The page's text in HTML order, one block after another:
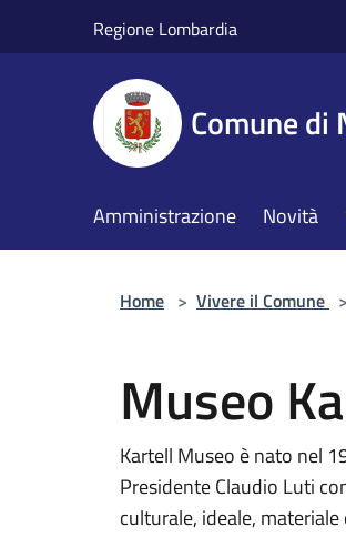
Regione Lombardia
Comune di
Amministrazione Novità
Home > Vivere il Comune >
Museo
Kartell Museo è nato nel
Presidente Claudio Luti
culturale, ideale,